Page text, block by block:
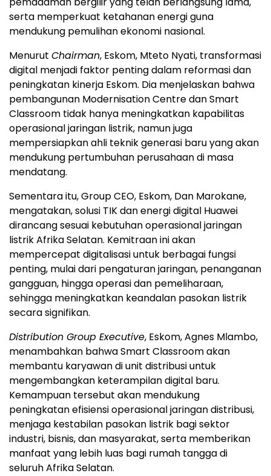
serta memperkuat ketahanan energi guna
mendukung pemulihan ekonomi nasional.
Menurut Chairman, Eskom, Mteto Nyati, transformasi
digital menjadi faktor penting dalam reformasi dan
peningkatan kinerja Eskom. Dia menjelaskan bahwa
pembangunan Modernisation Centre dan Smart
Classroom tidak hanya meningkatkan kapabilitas
operasional jaringan listrik, namun juga
mempersiapkan ahli teknik generasi baru yang akan
mendukung pertumbuhan perusahaan di masa
mendatang.
Sementara itu, Group CEO, Eskom, Dan Marokane,
mengatakan, solusi TIK dan energi digital Huawei
dirancang sesuai kebutuhan operasional jaringan
listrik Afrika Selatan. Kemitraan ini akan
mempercepat digitalisasi untuk berbagai fungsi
penting, mulai dari pengaturan jaringan, penanganan
gangguan, hingga operasi dan pemeliharaan,
sehingga meningkatkan keandalan pasokan listrik
secara signifikan.
Distribution Group Executive, Eskom, Agnes Mlambo,
menambahkan bahwa Smart Classroom akan
membantu karyawan di unit distribusi untuk
mengembangkan keterampilan digital baru.
Kemampuan tersebut akan mendukung
peningkatan efisiensi operasional jaringan distribusi,
menjaga kestabilan pasokan listrik bagi sektor
industri, bisnis, dan masyarakat, serta memberikan
manfaat yang lebih luas bagi rumah tangga di
seluruh Afrika Selatan.